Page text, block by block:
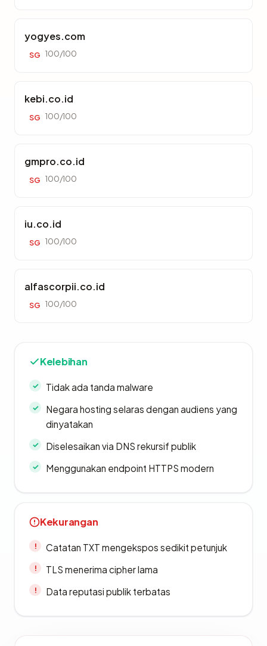
yogyes.com
SG 100/100
kebi.co.id
SG 100/100
gmpro.co.id
SG 100/100
iu.co.id
SG 100/100
alfascorpii.co.id
SG 100/100
Kelebihan
Tidak ada tanda malware
Negara hosting selaras dengan audiens yang
dinyatakan
Diselesaikan via DNS rekursif publik
Menggunakan endpoint HTTPS modern
Kekurangan
Catatan TXT mengekspos sedikit petunjuk
TLS menerima cipher lama
Data reputasi publik terbatas